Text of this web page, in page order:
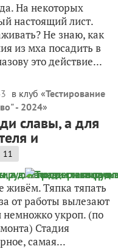
На некоторых
настоящий лист.
Не знаю, как
из мха посадить в
это действие...
в клуб «Тестирование
- 2024»
славы, а для
и
11
живём. Тяпка тяпать
от работы вылезают
немножко укроп. (по
Стадия
самая...